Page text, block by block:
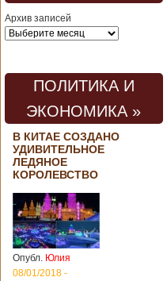
закрыли границу с
материковым
Китаем, что
короонавируса в
регионе.
протеста стало
профсоюзное
объединение
медицинских
работников. По
мнению
активистов,
больницы Гонконга
Подробнее...
Опубликовано
04/02/2020 - 15:45
Третий год
подряд Китай
Архив записей
ПОЛИТИКА И
ЭКОНОМИКА »
В КИТАЕ СОЗДАНО
УДИВИТЕЛЬНОЕ
ЛЕДЯНОЕ
КОРОЛЕВСТВО
Опубл. Юлия
08/01/2018 -